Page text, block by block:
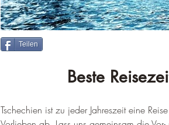
Teilen
Beste
Tschechien ist zu jeder Jahreszeit eine